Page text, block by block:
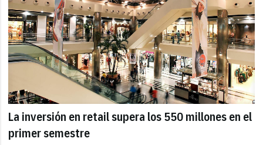
La inversión en retail supera los 550 millones en el
primer semestre